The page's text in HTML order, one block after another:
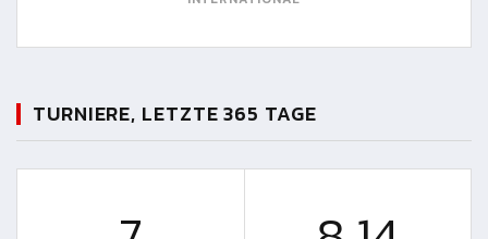
TURNIERE, LETZTE 365 TAGE